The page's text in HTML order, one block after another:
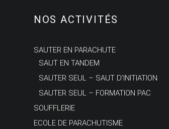
NOS ACTIVITÉS
SAUTER EN PARACHUTE
SAUT EN TANDEM
SAUTER SEUL – SAUT D’INITIATION
SAUTER SEUL – FORMATION PAC
SOUFFLERIE
ECOLE DE PARACHUTISME